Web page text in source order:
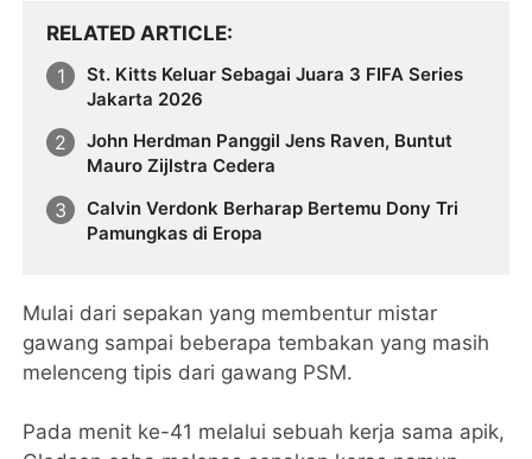
RELATED ARTICLE
St. Kitts Keluar Sebagai Juara 3 FIFA Series
Jakarta 2026
John Herdman Panggil Jens Raven, Buntut
Mauro Zijlstra Cedera
Calvin Verdonk Berharap Bertemu Dony Tri
Pamungkas di Eropa
Mulai dari sepakan yang membentur mistar
gawang sampai beberapa tembakan yang masih
melenceng tipis dari gawang PSM.
Pada menit ke-41 melalui sebuah kerja sama apik,